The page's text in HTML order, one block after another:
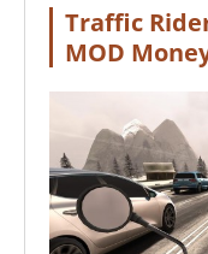
Traffic
MOD